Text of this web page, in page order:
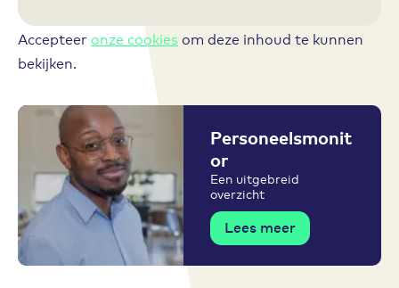
Accepteer onze cookiesom deze inhoud te kunnen
bekijken.
Personeelsmonit
or
Een uitgebreid
overzicht
Lees meer